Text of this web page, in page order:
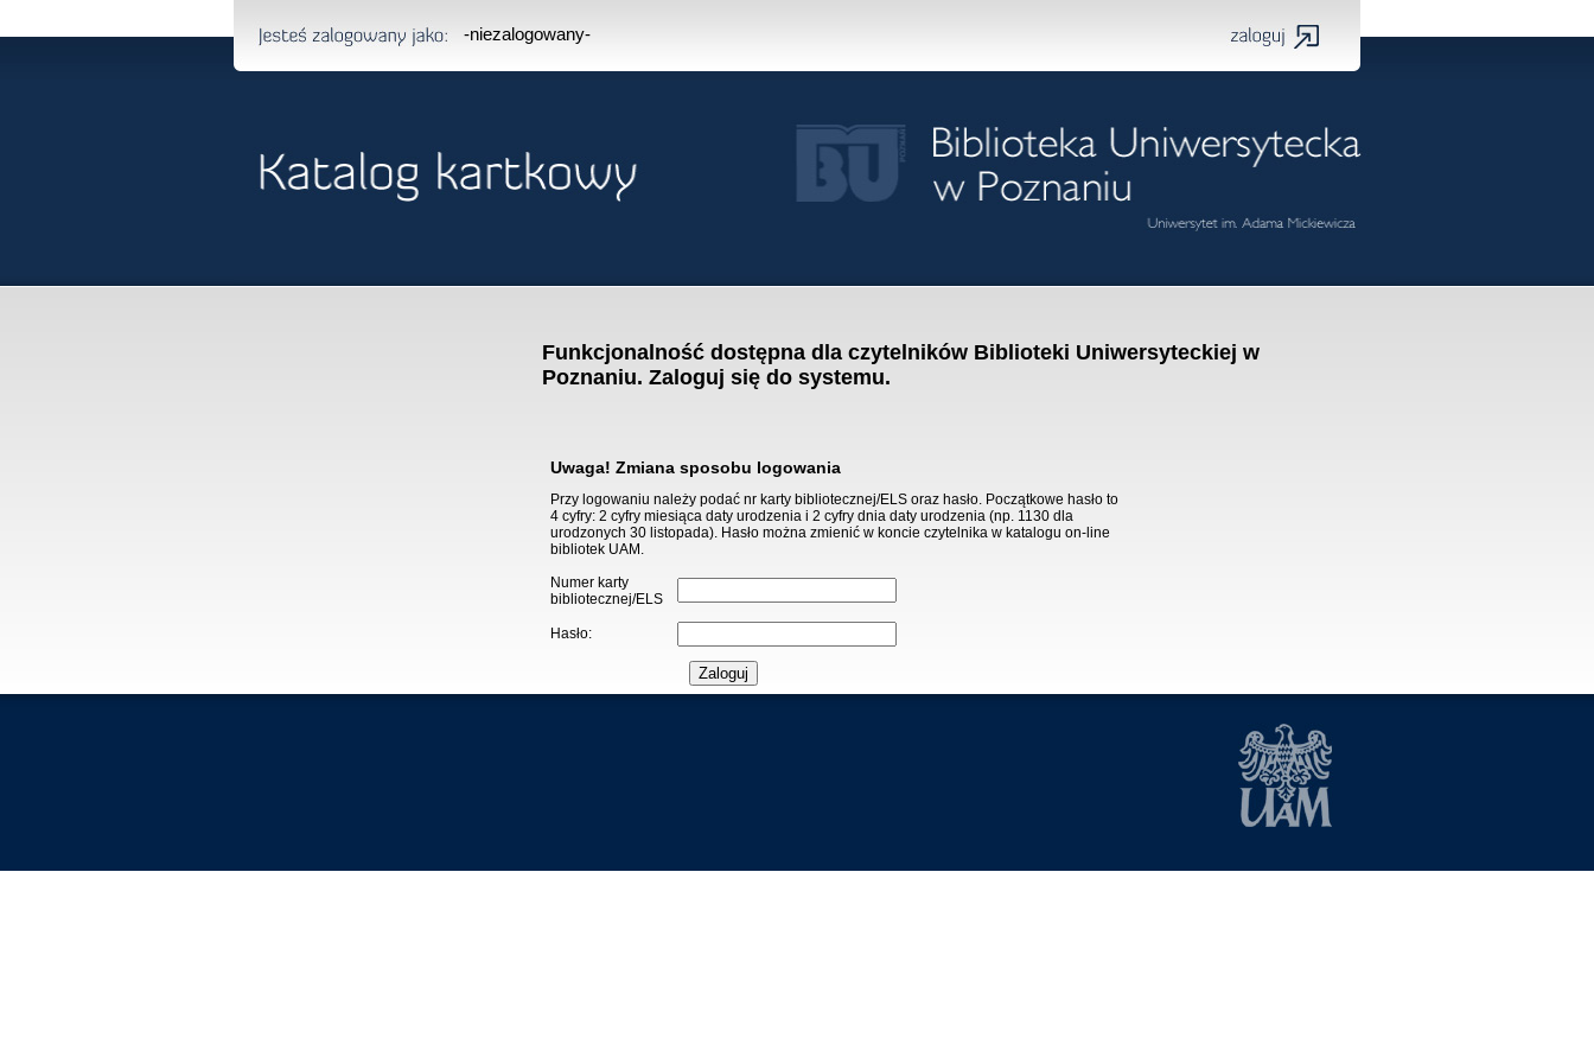
-niezalogowany-
Funkcjonalność dostępna dla czytelników Biblioteki Uniwersyteckiej w
Poznaniu. Zaloguj się do systemu.
Uwaga! Zmiana sposobu logowania
Przy logowaniu należy podać nr karty bibliotecznej/ELS oraz hasło. Początkowe hasło to
4 cyfry: 2 cyfry miesiąca daty urodzenia i 2 cyfry dnia daty urodzenia (np. 1130 dla
urodzonych 30 listopada). Hasło można zmienić w koncie czytelnika w katalogu on-line
bibliotek UAM.
Numer karty
bibliotecznej/ELS
Hasło: